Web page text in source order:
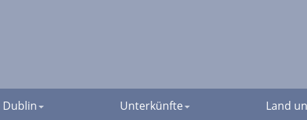
Dublin Unterkünfte Land